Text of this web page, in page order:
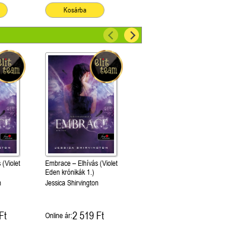
Kosárba
(Violet
Embrace – Elhívás (Violet
Eden krónikák 1.)
Jessica Shirvington
Online ár:2 519 Ft